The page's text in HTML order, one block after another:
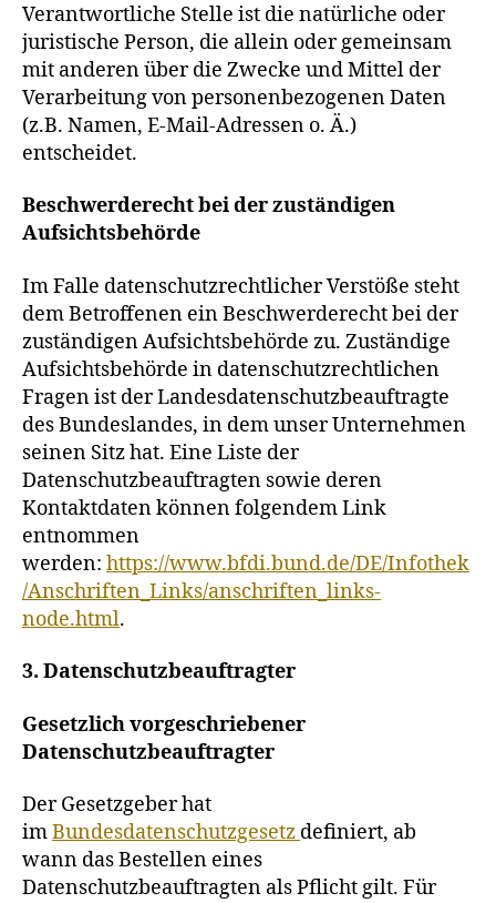
Verantwortliche Stelle ist die natürliche oder
juristische Person, die allein oder gemeinsam
mit anderen über die Zwecke und Mittel der
Verarbeitung von personenbezogenen Daten
(z.B. Namen, E-Mail-Adressen o. Ä.)
entscheidet.
Beschwerderecht bei der zuständigen
Aufsichtsbehörde
Im Falle datenschutzrechtlicher Verstöße steht
dem Betroffenen ein Beschwerderecht bei der
zuständigen Aufsichtsbehörde zu. Zuständige
Aufsichtsbehörde in datenschutzrechtlichen
Fragen ist der Landesdatenschutzbeauftragte
des Bundeslandes, in dem unser Unternehmen
seinen Sitz hat. Eine Liste der
Datenschutzbeauftragten sowie deren
Kontaktdaten können folgendem Link
entnommen
werden: https://www.bfdi.bund.de/DE/Infothek
/Anschriften_Links/anschriften_links-
node.html.
3. Datenschutzbeauftragter
Gesetzlich vorgeschriebener
Datenschutzbeauftragter
Der Gesetzgeber hat
imBundesdatenschutzgesetz definiert, ab
wann das Bestellen eines
Datenschutzbeauftragten als Pflicht gilt. Für